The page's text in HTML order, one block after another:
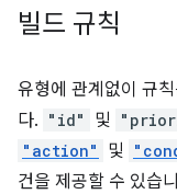
빌드 규칙
유형에 관계없이 규
다. "id" 및
"action" 및
건을 제공할 수 있습